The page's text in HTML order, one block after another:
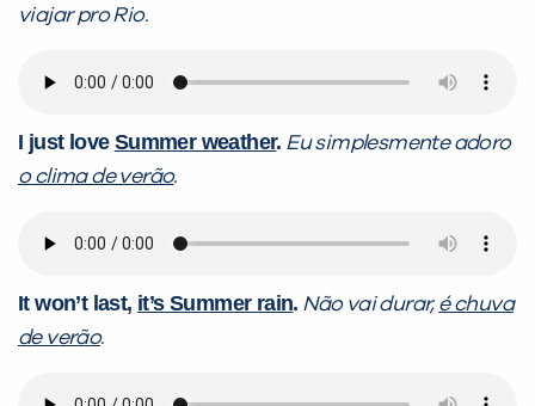
viajar pro Rio.
I just love Summer weather. Eu simplesmente adoro
o clima de verão.
It won’t last, it’s Summer rain. Não vai durar, é chuva
de verão.